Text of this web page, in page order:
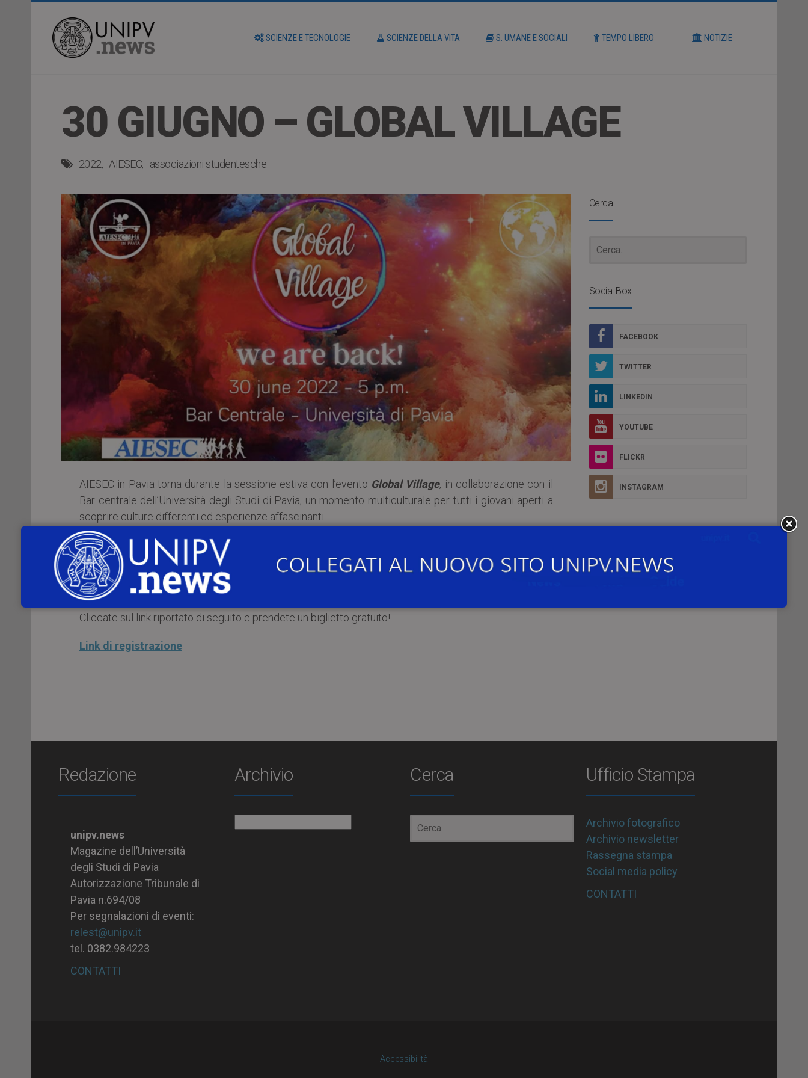
SCIENZE E TECNOLOGIE SCIENZE DELLA VITA S. UMANE E SOCIALI TEMPO LIBERO NOTIZIE
30 GIUGNO – GLOBAL VILLAGE
2022 AIESEC associazioni studentesche
AIESEC in Pavia torna durante la sessione estiva con l’evento Global Village, in collaborazione con il
Bar centrale dell’Università degli Studi di Pavia, un momento multiculturale per tutti i giovani aperti a
scoprire culture differenti ed esperienze affascinanti.
Il tutto sarà accompagnato da un buffet a base di piatti tipici offerto dai volontari di AIESEC in Pavia.
L’evento si terrà in data30 giugno 2022, alleore 17:00 , nel cortile interno del Bar centrale
dell’Università di Pavia.
Cliccate sul link riportato di seguito e prendete un biglietto gratuito!
Link di registrazione
Cerca
Social Box
FACEBOOK
TWITTER
LINKEDIN
YOUTUBE
FLICKR
INSTAGRAM
Redazione
unipv.news
Magazine dell’Università
degli Studi di Pavia
Autorizzazione Tribunale di
Pavia n.694/08
Per segnalazioni di eventi:
relest@unipv.it
tel. 0382.984223
CONTATTI
Archivio Cerca Ufficio Stampa
Archivio fotografico
Archivio newsletter
Rassegna stampa
Social media policy
CONTATTI
Accessibilità